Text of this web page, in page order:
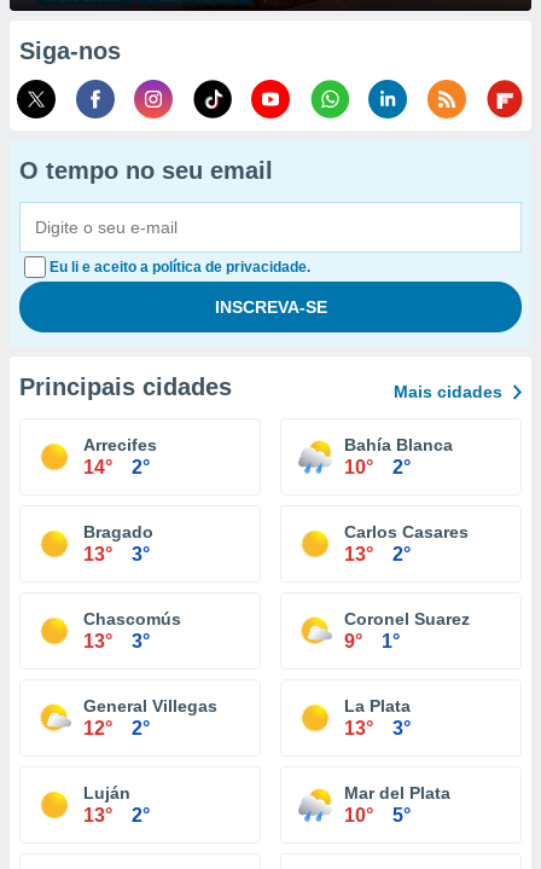
Siga-nos
O tempo no seu email
Eu li e aceito a política de privacidade.
Principais cidades Mais cidades
Arrecifes
14° 2°
Bahía Blanca
10° 2°
Bragado
13° 3°
Carlos Casares
13° 2°
Chascomús
13° 3°
Coronel Suarez
9° 1°
General Villegas
12° 2°
La Plata
13° 3°
Luján
13° 2°
Mar del Plata
10° 5°